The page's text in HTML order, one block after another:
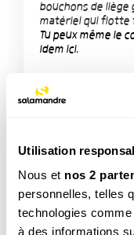
Utilisation
Nous et nos 2
personnelles, telles
technologies
à des informations
bouchons de liège
matériel qui flotte
Tu peux même le
Idem ici.
A bientôt !